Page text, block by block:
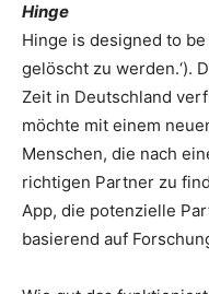
Hinge
Hinge is designed to
gelöscht zu werden.‘).
Zeit in Deutschland
möchte mit einem
Menschen, die nach
richtigen Partner zu
App, die potenzielle
basierend auf